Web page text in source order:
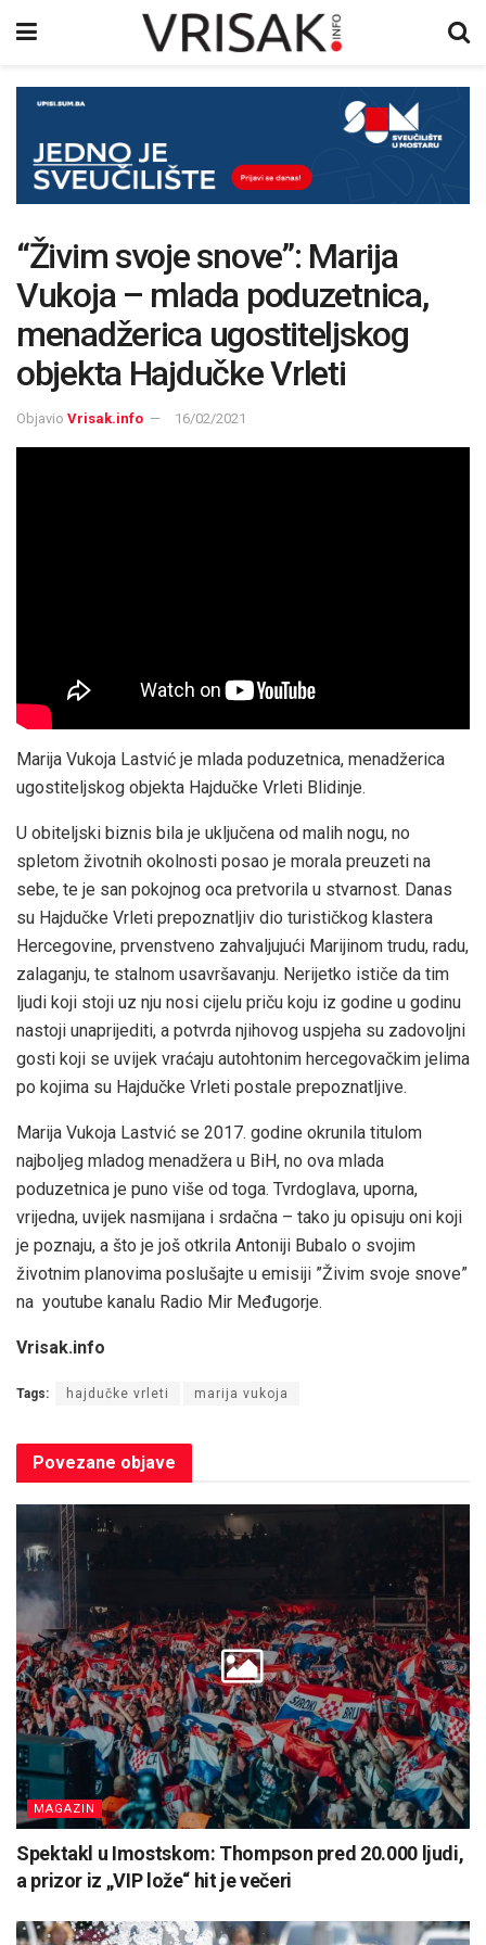
“Živim svoje snove”: Marija
Vukoja – mlada poduzetnica,
menadžerica ugostiteljskog
objekta Hajdučke Vrleti
Objavio Vrisak.info 16/02/2021
Marija Vukoja Lastvić je mlada poduzetnica, menadžerica
ugostiteljskog objekta Hajdučke Vrleti Blidinje.
U obiteljski biznis bila je uključena od malih nogu, no
spletom životnih okolnosti posao je morala preuzeti na
sebe, te je san pokojnog oca pretvorila u stvarnost. Danas
su Hajdučke Vrleti prepoznatljiv dio turističkog klastera
Hercegovine, prvenstveno zahvaljujući Marijinom trudu, radu,
zalaganju, te stalnom usavršavanju. Nerijetko ističe da tim
ljudi koji stoji uz nju nosi cijelu priču koju iz godine u godinu
nastoji unaprijediti, a potvrda njihovog uspjeha su zadovoljni
gosti koji se uvijek vraćaju autohtonim hercegovačkim jelima
po kojima su Hajdučke Vrleti postale prepoznatljive.
Marija Vukoja Lastvić se 2017. godine okrunila titulom
najboljeg mladog menadžera u BiH, no ova mlada
poduzetnica je puno više od toga. Tvrdoglava, uporna,
vrijedna, uvijek nasmijana i srdačna – tako ju opisuju oni koji
je poznaju, a što je još otkrila Antoniji Bubalo o svojim
životnim planovima poslušajte u emisiji ”Živim svoje snove”
na youtube kanalu Radio Mir Međugorje.
Vrisak.info
Tags: hajdučke vrleti marija vukoja
Povezane objave
MAGAZIN
Spektakl u Imostskom: Thompson pred 20.000 ljudi,
a prizor iz „VIP lože“ hit je večeri